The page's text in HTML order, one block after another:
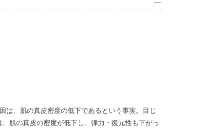
は、肌の真皮密度の低下であるという事実。目じ
肌の真皮の密度が低下し、弾力・復元性も下がっ